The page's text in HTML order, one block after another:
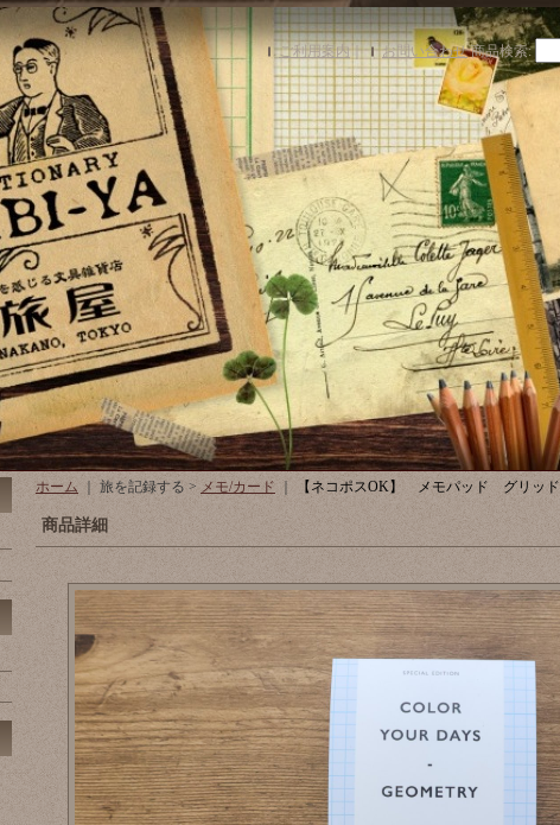
ご利用案内｜ お問い合わせ 商品検索:
ホーム ｜ 旅を記録する > メモ/カード 【ネコポスOK】 メモパッド グリッド
商品詳細